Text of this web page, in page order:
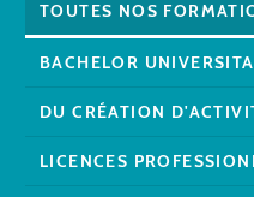
TOUTES NOS
BACHELOR
DU CRÉATION
LICENCES